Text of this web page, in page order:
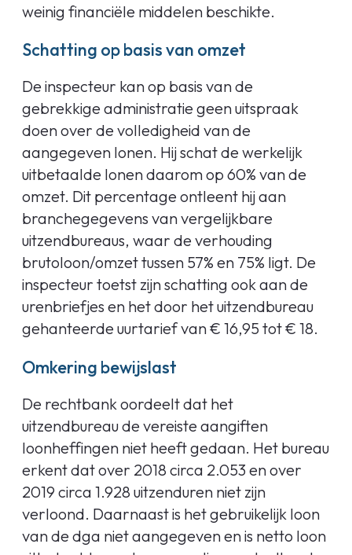
weinig financiële middelen beschikte.
Schatting op basis van omzet
De inspecteur kan op basis van de
gebrekkige administratie geen uitspraak
doen over de volledigheid van de
aangegeven lonen. Hij schat de werkelijk
uitbetaalde lonen daarom op 60% van de
omzet. Dit percentage ontleent hij aan
branchegegevens van vergelijkbare
uitzendbureaus, waar de verhouding
brutoloon/omzet tussen 57% en 75% ligt. De
inspecteur toetst zijn schatting ook aan de
urenbriefjes en het door het uitzendbureau
gehanteerde uurtarief van € 16,95 tot € 18.
Omkering bewijslast
De rechtbank oordeelt dat het
uitzendbureau de vereiste aangiften
loonheffingen niet heeft gedaan. Het bureau
erkent dat over 2018 circa 2.053 en over
2019 circa 1.928 uitzenduren niet zijn
verloond. Daarnaast is het gebruikelijk loon
van de dga niet aangegeven en is netto loon